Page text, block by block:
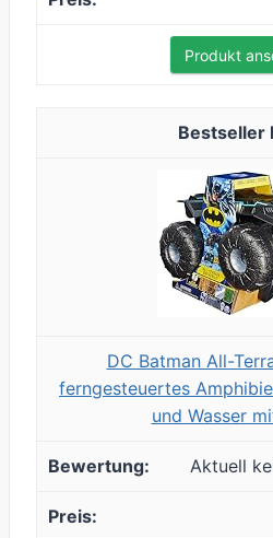
Produkt
DC Batman All-
ferngesteuertes
und Wasser
Aktuell